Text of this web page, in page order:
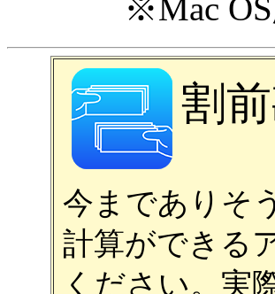
※Mac
割
今までありそ
計算ができる
ください。実